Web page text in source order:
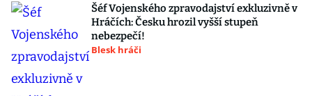
Šéf Vojenského zpravodajství exkluzivně v
Hráčích: Česku hrozil vyšší stupeň
nebezpečí!
Blesk hráči